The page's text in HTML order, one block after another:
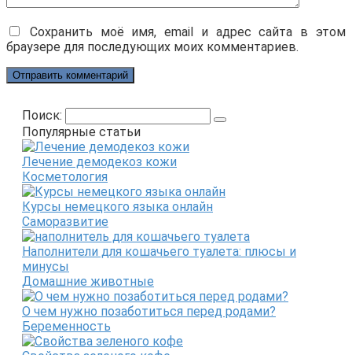
Сохранить моё имя, email и адрес сайта в этом
браузере для последующих моих комментариев.
Поиск:
Популярные статьи
Лечение демодекоз кожи
Косметология
Курсы немецкого языка онлайн
Саморазвитие
Наполнители для кошачьего туалета: плюсы и
минусы
Домашние животные
О чем нужно позаботиться перед родами?
Беременность